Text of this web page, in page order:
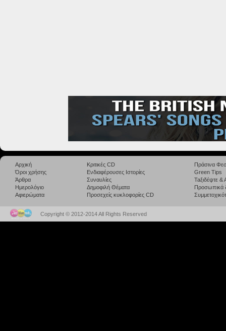
Αρχική
Όροι χρήσης
Άρθρα
Ημερολόγιο
Αφιερώματα
Κριτικές CD
Ενδιαφέρουσες Ιστορίες
Συναυλίες
Δημοφιλή Θέματα
Προσεχείς κυκλοφορίες CD
Πράσινα
Green Tips
Taξιδέψτε
Προσωπικά
Copyright © 2012-2014 All Rights Reserved